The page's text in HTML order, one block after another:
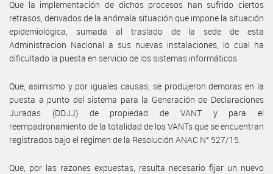
Que la implementación de dichos procesos han sufrido ciertos
retrasos, derivados de la anómala situación que impone la situación
epidemiológica, sumada al traslado de la sede de esta
Administracion Nacional a sus nuevas instalaciones, lo cual ha
dificultado la puesta en servicio de los sistemas informáticos.
Que, asimismo y por iguales causas, se produjeron demoras en la
puesta a punto del sistema para la Generación de Declaraciones
Juradas (DDJJ) de propiedad de VANT y para el
reempadronamiento de la totalidad de los VANTs que se encuentran
registrados bajo el régimen de la Resolución ANAC N° 527/15.
Que, por las razones expuestas, resulta necesario fijar un nuevo